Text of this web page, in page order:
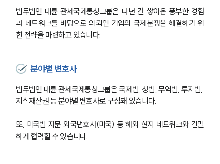
법무법인 대륜 관세국제통상그룹은 다년 간 쌓아온 풍부한 경험
과 네트워크를 바탕으로 의뢰인 기업의 국제분쟁을 해결하기 위
한 전략을 마련하고 있습니다.
분야별 변호사
법무법인 대륜 관세국제통상그룹은 국제법, 상법, 무역법, 투자법,
지식재산권 등 분야별 변호사로 구성돼 있습니다.
또, 미국법 자문 외국변호사(미국) 등 해외 현지 네트워크와 긴밀
하게 협력할 수 있습니다.